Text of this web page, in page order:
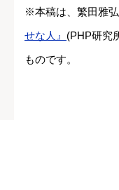
※本稿は、繁田雅
せな人』 (PHP研究
ものです。